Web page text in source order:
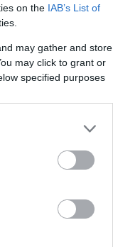
on the IAB’s List of
may gather and store
may click to grant or
specified purposes